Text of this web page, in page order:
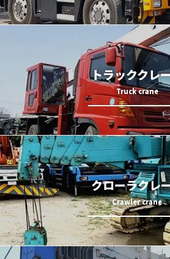
トラッククレ
クローラクレ